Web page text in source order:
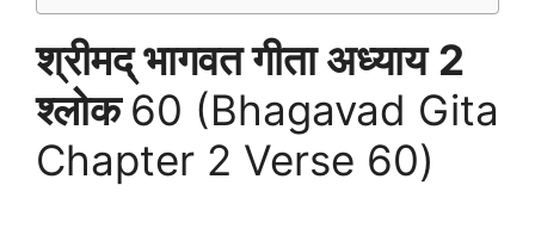
श्रीमद् भागवत गीता अध्याय 2
श्लोक60 (Bhagavad Gita
Chapter 2 Verse 60)